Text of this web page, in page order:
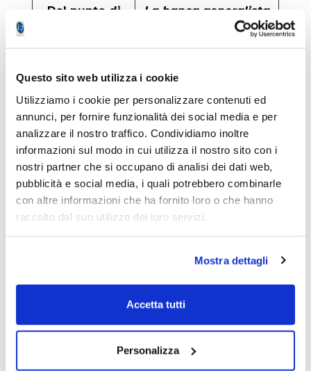
Questo sito web utilizza i cookie
Utilizziamo i cookie per personalizzare contenuti ed
annunci, per fornire funzionalità dei social media e per
analizzare il nostro traffico. Condividiamo inoltre
informazioni sul modo in cui utilizza il nostro sito con i
nostri partner che si occupano di analisi dei dati web,
pubblicità e social media, i quali potrebbero combinarle
con altre informazioni che ha fornito loro o che hanno
raccolto dal suo utilizzo dei loro servizi.
Mostra dettagli
Accetta tutti
Personalizza
Dal punto di
simile
operazione
avrebbe però
senso!
La banca generalista
Unicredit, quella di
Mediobanca-Banca
Generali e infine il
mondo assicurativo
tramite Generali, il tutto
messo assieme
porterebbe alla
creazione della leader
europea della finanza.
L’Italia assurgerebbe a
avvenga sono necessari
di poltrone nonché di
poteri: vi sembra
realistico in un Paese